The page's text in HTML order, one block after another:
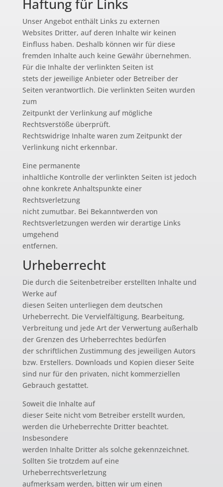
Haftung für Links
Unser Angebot enthält Links zu externen
Websites Dritter, auf deren Inhalte wir keinen
Einfluss haben. Deshalb können wir für diese
fremden Inhalte auch keine Gewähr übernehmen.
Für die Inhalte der verlinkten Seiten ist
stets der jeweilige Anbieter oder Betreiber der
Seiten verantwortlich. Die verlinkten Seiten wurden
zum
Zeitpunkt der Verlinkung auf mögliche
Rechtsverstöße überprüft.
Rechtswidrige Inhalte waren zum Zeitpunkt der
Verlinkung nicht erkennbar.
Eine permanente
inhaltliche Kontrolle der verlinkten Seiten ist jedoch
ohne konkrete Anhaltspunkte einer
Rechtsverletzung
nicht zumutbar. Bei Bekanntwerden von
Rechtsverletzungen werden wir derartige Links
umgehend
entfernen.
Urheberrecht
Die durch die Seitenbetreiber erstellten Inhalte und
Werke auf
diesen Seiten unterliegen dem deutschen
Urheberrecht. Die Vervielfältigung, Bearbeitung,
Verbreitung und jede Art der Verwertung außerhalb
der Grenzen des Urheberrechtes bedürfen
der schriftlichen Zustimmung des jeweiligen Autors
bzw. Erstellers. Downloads und Kopien dieser Seite
sind nur für den privaten, nicht kommerziellen
Gebrauch gestattet.
Soweit die Inhalte auf
dieser Seite nicht vom Betreiber erstellt wurden,
werden die Urheberrechte Dritter beachtet.
Insbesondere
werden Inhalte Dritter als solche gekennzeichnet.
Sollten Sie trotzdem auf eine
Urheberrechtsverletzung
aufmerksam werden, bitten wir um einen